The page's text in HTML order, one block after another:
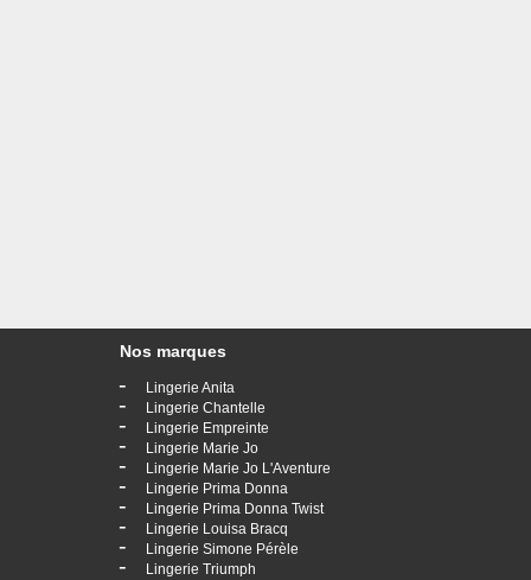
Nos marques
- Lingerie Anita
- Lingerie Chantelle
- Lingerie Empreinte
- Lingerie Marie Jo
- Lingerie Marie Jo L'Aventure
- Lingerie Prima Donna
- Lingerie Prima Donna Twist
- Lingerie Louisa Bracq
- Lingerie Simone Pérèle
- Lingerie Triumph